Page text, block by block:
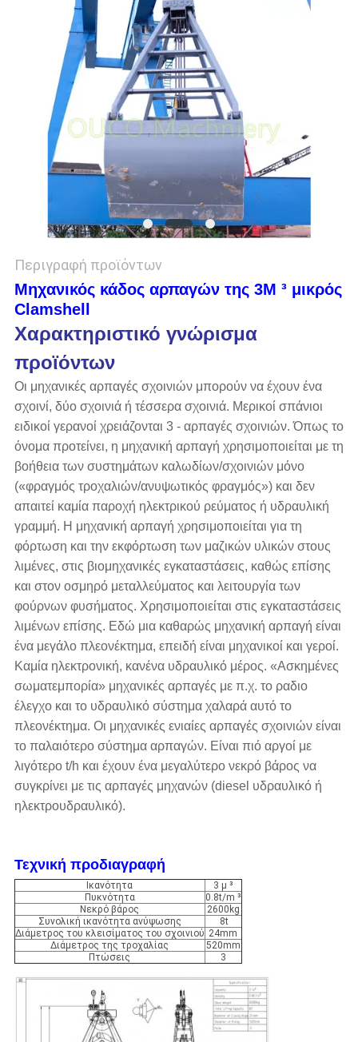
SITEMAP
ΠΟΛΙΤΙΚΉ
ΑΠΟΡΡΉΤΟΥ
Περιγραφή προϊόντων
Μηχανικός κάδος αρπαγών της 3M ³ μικρός
Clamshell
Χαρακτηριστικό γνώρισμα
προϊόντων
Οι μηχανικές αρπαγές σχοινιών μπορούν να έχουν ένα
σχοινί, δύο σχοινιά ή τέσσερα σχοινιά. Μερικοί σπάνιοι
ειδικοί γερανοί χρειάζονται 3 - αρπαγές σχοινιών. Όπως το
όνομα προτείνει, η μηχανική αρπαγή χρησιμοποιείται με τη
βοήθεια των συστημάτων καλωδίων/σχοινιών μόνο
(«φραγμός τροχαλιών/ανυψωτικός φραγμός») και δεν
απαιτεί καμία παροχή ηλεκτρικού ρεύματος ή υδραυλική
γραμμή. Η μηχανική αρπαγή χρησιμοποιείται για τη
φόρτωση και την εκφόρτωση των μαζικών υλικών στους
λιμένες, στις βιομηχανικές εγκαταστάσεις, καθώς επίσης
και στον οσμηρό μεταλλεύματος και λειτουργία των
φούρνων φυσήματος. Χρησιμοποιείται στις εγκαταστάσεις
λιμένων επίσης. Εδώ μια καθαρώς μηχανική αρπαγή είναι
ένα μεγάλο πλεονέκτημα, επειδή είναι μηχανικοί και γεροί.
Καμία ηλεκτρονική, κανένα υδραυλικό μέρος. «Ασκημένες
σωματεμπορία» μηχανικές αρπαγές με π.χ. το ραδιο
έλεγχο και το υδραυλικό σύστημα χαλαρά αυτό το
πλεονέκτημα. Οι μηχανικές ενιαίες αρπαγές σχοινιών είναι
το παλαιότερο σύστημα αρπαγών. Είναι πιό αργοί με
λιγότερο t/h και έχουν ένα μεγαλύτερο νεκρό βάρος να
συγκρίνει με τις αρπαγές μηχανών (diesel υδραυλικό ή
ηλεκτρουδραυλικό).
Τεχνική προδιαγραφή
Ικανότητα
3 μ ³
Πυκνότητα
0.8t/m ³
Νεκρό βάρος
2600kg
Συνολική ικανότητα ανύψωσης
8t
Διάμετρος του κλεισίματος του σχοινιού 24mm
Διάμετρος της τροχαλίας
520mm
Πτώσεις
3